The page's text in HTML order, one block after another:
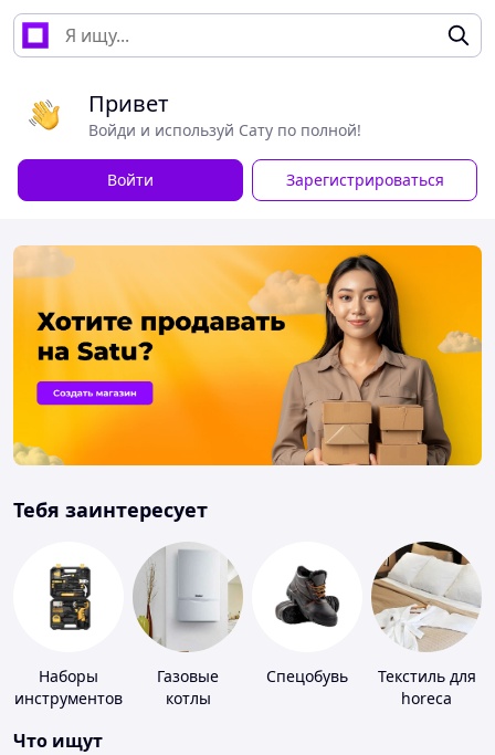
Привет
Войди и используй Сату по полной!
Войти Зарегистрироваться
Тебя заинтересует
Наборы
инструментов
Газовые
котлы
Спецобувь
Текстиль для
horeca
Что ищут